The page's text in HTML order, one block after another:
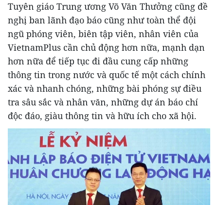
Tuyên giáo Trung ương Võ Văn Thưởng cũng đề
nghị ban lãnh đạo báo cũng như toàn thể đội
ngũ phóng viên, biên tập viên, nhân viên của
VietnamPlus cần chủ động hơn nữa, mạnh dạn
hơn nữa để tiếp tục đi đầu cung cấp những
thông tin trong nước và quốc tế một cách chính
xác và nhanh chóng, những bài phóng sự điều
tra sâu sắc và nhân văn, những dự án báo chí
độc đáo, giàu thông tin và hữu ích cho xã hội.